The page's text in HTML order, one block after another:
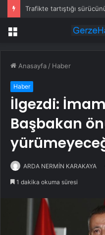
Trafikte tartıştığı
Menü
Anasayfa / Haber
Haber
İlgezdi:
Başbakan
ARDA NERMİN KARAKAYA
1 dakika okuma süresi